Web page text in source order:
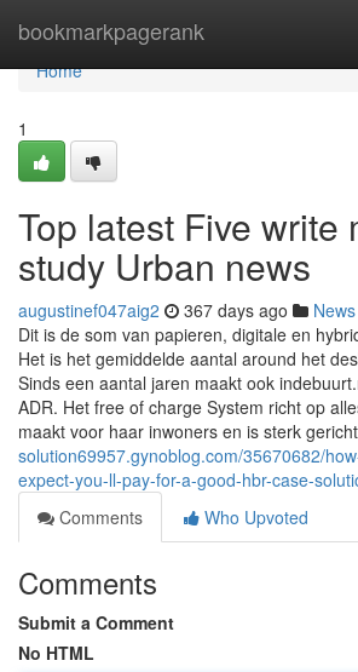
bookmarkpagerank
Home
Home
1
Top latest Five write
study Urban news
augustinef047aig2 367 days ago News
Dit is de som van papieren, digitale en
Het is het gemiddelde aantal around het
Sinds een aantal jaren maakt ook
ADR. Het free of charge System richt op
maakt voor haar inwoners en is sterk gericht
solution69957.gynoblog.com/35670682/
expect-you-ll-pay-for-a-good-hbr-case-
Comments
Who Upvoted
Comments
Submit a Comment
No HTML